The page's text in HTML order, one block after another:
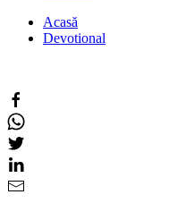
Acasă
Devotional